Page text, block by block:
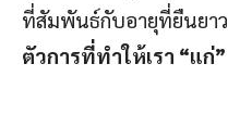
ที่สัมพันธ์กับอายุที่ยืนยาว
ตัวการที่ทำให้เรา “แก่”